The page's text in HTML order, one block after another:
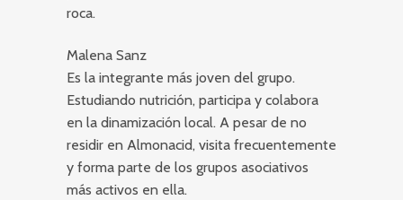
roca.
Malena Sanz
Es la integrante más joven del grupo.
Estudiando nutrición, participa y colabora
en la dinamización local. A pesar de no
residir en Almonacid, visita frecuentemente
y forma parte de los grupos asociativos
más activos en ella.